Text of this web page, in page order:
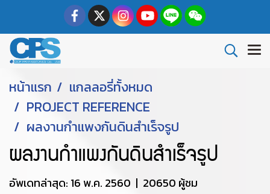
หน้าแรก
แกลลอรี่ทั้งหมด
PROJECT REFERENCE
ผลงานกำแพงกันดินสำเร็จรูป
ผลงานกำแพงกันดินสำเร็จรูป
อัพเดทล่าสุด: 16 พ.ค. 2560 | 20650 ผู้ชม